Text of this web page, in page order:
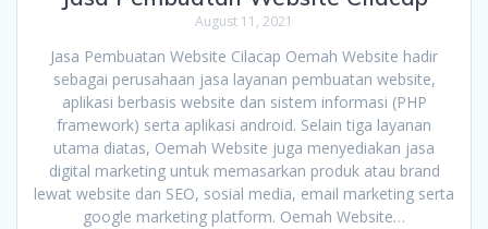
August 11, 2021
Jasa Pembuatan Website Cilacap Oemah Website hadir
sebagai perusahaan jasa layanan pembuatan website,
aplikasi berbasis website dan sistem informasi (PHP
framework) serta aplikasi android. Selain tiga layanan
utama diatas, Oemah Website juga menyediakan jasa
digital marketing untuk memasarkan produk atau brand
lewat website dan SEO, sosial media, email marketing serta
google marketing platform. Oemah Website…